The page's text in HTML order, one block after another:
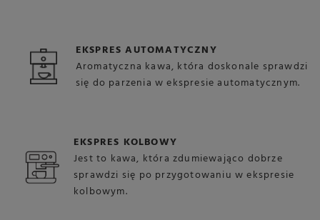
EKSPRES AUTOMATYCZNY
Aromatyczna kawa, która doskonale sprawdzi
się do parzenia w ekspresie automatycznym.
EKSPRES KOLBOWY
Jest to kawa, która zdumiewająco dobrze
sprawdzi się po przygotowaniu w ekspresie
kolbowym.